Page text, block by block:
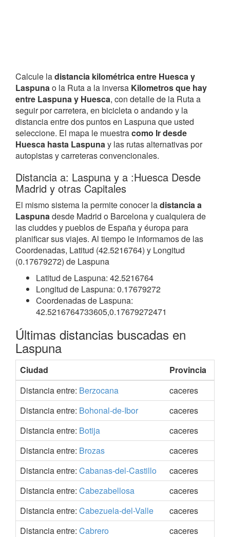
Calcule ladistancia kilométrica entre Huesca y
Laspunao la Ruta a la inversa Kilometros que hay
entre Laspuna y Huesca, con detalle de la Ruta a
seguir por carretera, en bicicleta o andando y la
distancia entre dos puntos en Laspuna que usted
seleccione. El mapa le muestracomo Ir desde
Huesca hasta Laspunay las rutas alternativas por
autopistas y carreteras convencionales.
Distancia a: Laspuna y a :Huesca Desde
Madrid y otras Capitales
El mismo sistema la permite conocer ladistancia a
Laspunadesde Madrid o Barcelona y cualquiera de
las ciuddes y pueblos de España y éuropa para
planificar sus viajes. Al tiempo le informamos de las
Coordenadas, Latitud (42.5216764) y Longitud
(0.17679272) de Laspuna
Latitud de Laspuna: 42.5216764
Longitud de Laspuna: 0.17679272
Coordenadas de Laspuna:
42.5216764733605,0.17679272471
Últimas distancias buscadas en
Laspuna
Ciudad Provincia
Distancia entre: Berzocana caceres
Distancia entre: Bohonal-de-Ibor caceres
Distancia entre: Botija caceres
Distancia entre: Brozas caceres
Distancia entre: Cabanas-del-Castillo caceres
Distancia entre: Cabezabellosa caceres
Distancia entre: Cabezuela-del-Valle caceres
Distancia entre: Cabrero caceres